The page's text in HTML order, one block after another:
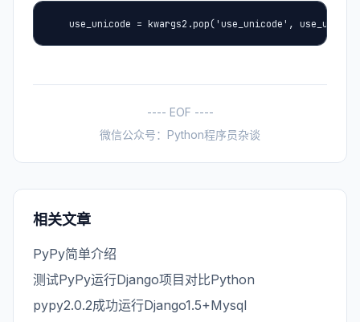
use_unicode = kwargs2.pop('use_unicode',
---- EOF ----
微信公众号：Python程序员杂谈
相关文章
PyPy简单介绍
测试PyPy运行Django项目对比Python
pypy2.0.2成功运行Django1.5+Mysql